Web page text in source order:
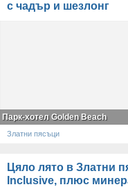
с чадър и шезлонг
Парк-хотел Golden Beach
Златни пясъци
Цяло лято в Златни
Inclusive, плюс